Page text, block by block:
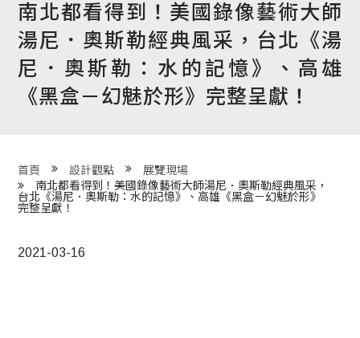
們 About DFUN
程 Milestones
目 Services
們 Contact Us
南北都看得到！美國錄像藝術大師
湯尼．奧斯勒經典風采，台北《湯
尼．奧斯勒：水的記憶》、高雄
《黑盒－幻魅於形》完整呈獻！
首頁 設計觀點
展覽現場
南北都看得到！美國錄像藝術大師湯尼．奧斯勒經典風采，
台北《湯尼．奧斯勒：水的記憶》、高雄《黑盒－幻魅於形》
完整呈獻！
2021-03-16